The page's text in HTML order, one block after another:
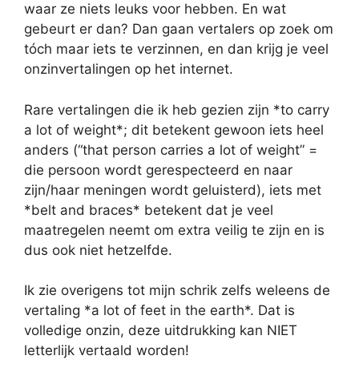
waar ze niets leuks voor hebben. En wat
gebeurt er dan? Dan gaan vertalers op zoek om
tóch maar iets te verzinnen, en dan krijg je veel
onzinvertalingen op het internet.
Rare vertalingen die ik heb gezien zijn *to carry
a lot of weight*; dit betekent gewoon iets heel
anders (“that person carries a lot of weight” =
die persoon wordt gerespecteerd en naar
zijn/haar meningen wordt geluisterd), iets met
*belt and braces* betekent dat je veel
maatregelen neemt om extra veilig te zijn en is
dus ook niet hetzelfde.
Ik zie overigens tot mijn schrik zelfs weleens de
vertaling *a lot of feet in the earth*. Dat is
volledige onzin, deze uitdrukking kan NIET
letterlijk vertaald worden!